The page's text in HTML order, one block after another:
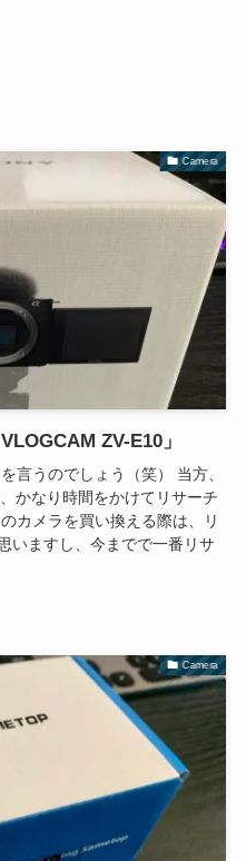
Camera
ZV-E10」
言うのでしょう（笑） 当方、
かなり時間をかけてリサーチ
カメラを買い換える際は、リ
いますし、今までで一番リサ
Camera